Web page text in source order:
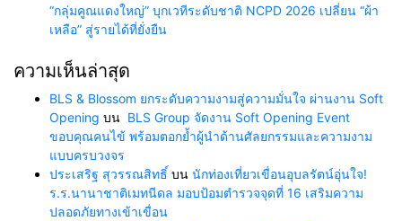
“กลุ่มคูณแดงใหญ่” บุกเวทีระดับชาติ NCPD 2026 เปลี่ยน “ผ้า
เหลือ” สู่รายได้ที่ยั่งยืน
ความเห็นล่าสุด
BLS & Blossom ยกระดับความงามสู่ความมั่นใจ ผ่านงาน Soft
Opening บน BLS Group จัดงาน Soft Opening Event
ขอบคุณคนไข้ พร้อมตอกย้ำผู้นำด้านศัลยกรรมและความงาม
แบบครบวงจร
ประเสริฐ สุวรรณสิทธิ์ บน นักท่องเที่ยวเขื่อนอุบลรัตน์อุ่นใจ!
ร.ร.นานาชาติเมทนีดล มอบป้อมตำรวจจุดที่ 16 เสริมความ
ปลอดภัยทางเข้าเขื่อน